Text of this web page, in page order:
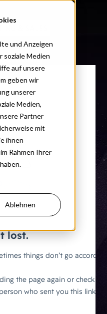
und Anzeigen
soziale Medien
auf unsere
geben wir
unserer
Medien,
Partner
mit
ihnen
Rahmen Ihrer
Ablehnen